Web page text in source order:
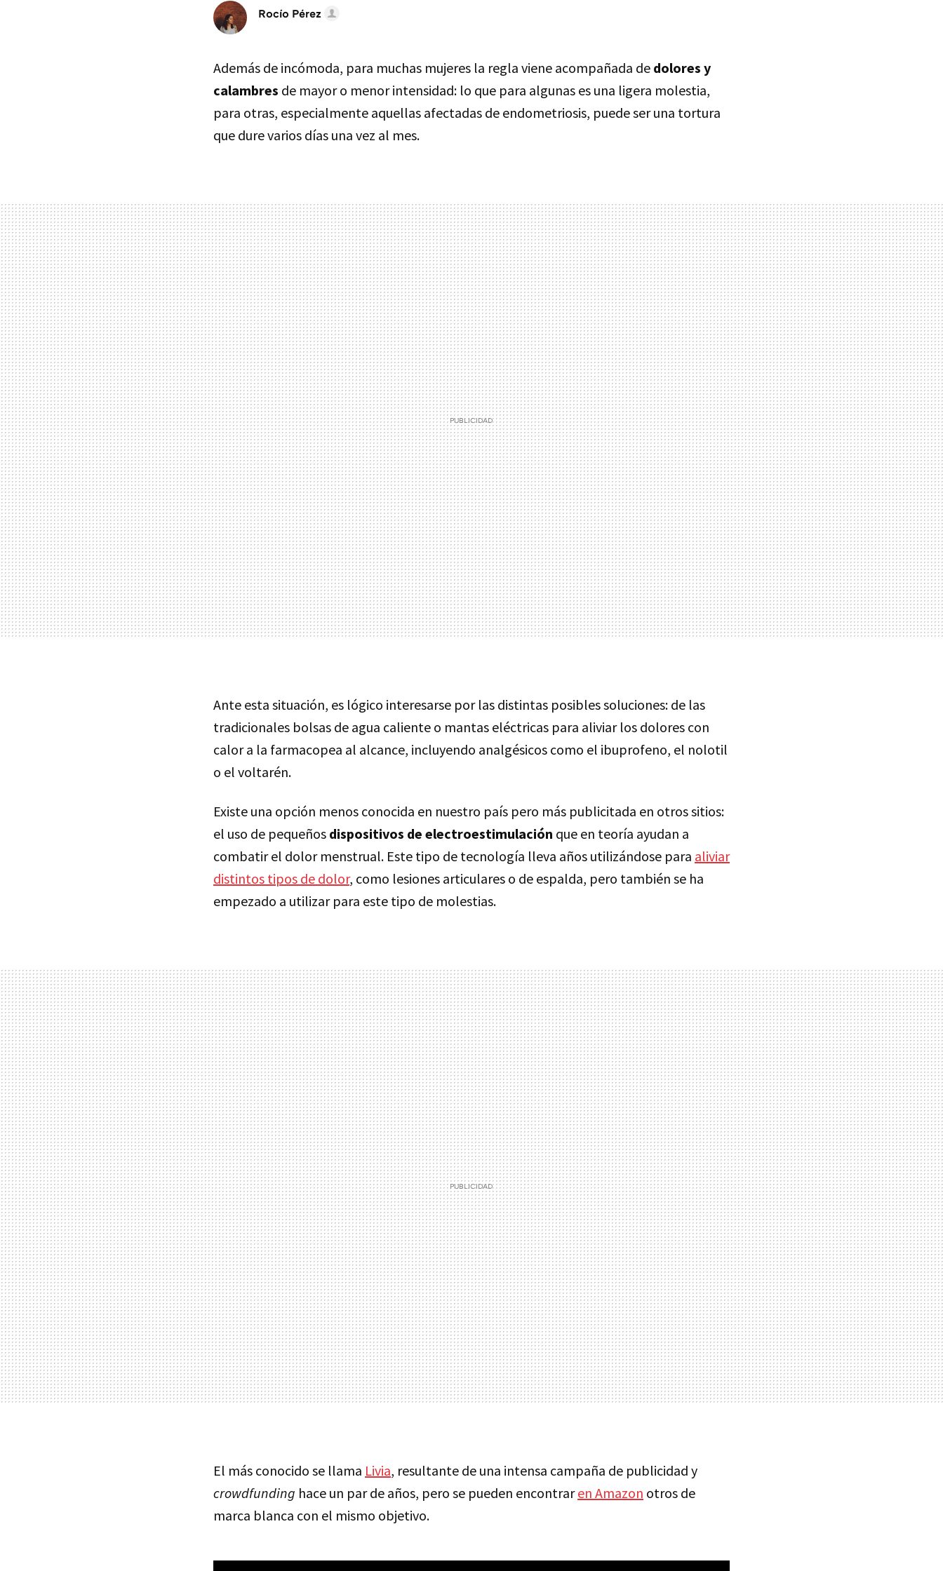
Rocío Pérez
Además de incómoda, para muchas mujeres la regla viene acompañada de dolores y
calambres de mayor o menor intensidad: lo que para algunas es una ligera molestia,
para otras, especialmente aquellas afectadas de endometriosis, puede ser una tortura
que dure varios días una vez al mes.
Ante esta situación, es lógico interesarse por las distintas posibles soluciones: de las
tradicionales bolsas de agua caliente o mantas eléctricas para aliviar los dolores con
calor a la farmacopea al alcance, incluyendo analgésicos como el ibuprofeno, el nolotil
o el voltarén.
Existe una opción menos conocida en nuestro país pero más publicitada en otros sitios:
el uso de pequeños dispositivos de electroestimulación que en teoría ayudan a
combatir el dolor menstrual. Este tipo de tecnología lleva años utilizándose para aliviar
distintos tipos de dolor, como lesiones articulares o de espalda, pero también se ha
empezado a utilizar para este tipo de molestias.
El más conocido se llama Livia, resultante de una intensa campaña de publicidad y
crowdfunding hace un par de años, pero se pueden encontraren Amazon otros de
marca blanca con el mismo objetivo.